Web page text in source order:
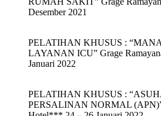
Desember 2021
PELATIHAN KHUSUS :
LAYANAN ICU” Grage
Januari 2022
PELATIHAN KHUSUS :
PERSALINAN NORMAL (APN)”